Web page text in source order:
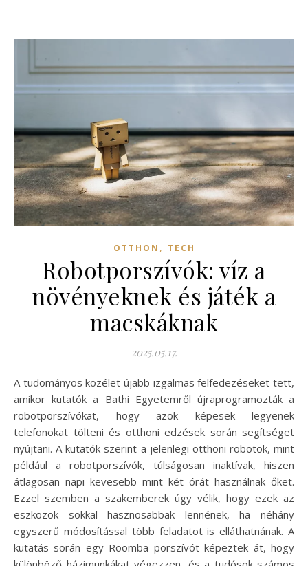
OTTHON , TECH
Robotporszívók: víz a
növényeknek és játék a
macskáknak
2025.05.17.
A tudományos közélet újabb izgalmas felfedezéseket tett,
amikor kutatók a Bathi Egyetemről újraprogramozták a
robotporszívókat, hogy azok képesek legyenek
telefonokat tölteni és otthoni edzések során segítséget
nyújtani. A kutatók szerint a jelenlegi otthoni robotok, mint
például a robotporszívók, túlságosan inaktívak, hiszen
átlagosan napi kevesebb mint két órát használnak őket.
Ezzel szemben a szakemberek úgy vélik, hogy ezek az
eszközök sokkal hasznosabbak lennének, ha néhány
egyszerű módosítással több feladatot is elláthatnának. A
kutatás során egy Roomba porszívót képeztek át, hogy